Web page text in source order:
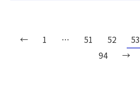
← 1 … 51 52 53
94
→